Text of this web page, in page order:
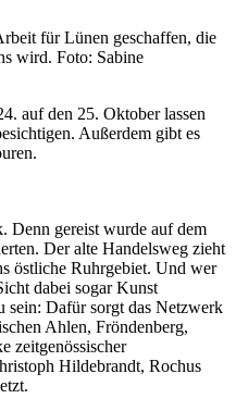
für Lünen geschaffen, die
wird. Foto: Sabine
auf den 25. Oktober lassen
Außerdem gibt es
Denn gereist wurde auf dem
Der alte Handelsweg zieht
östliche Ruhrgebiet. Und wer
dabei sogar Kunst
sein: Dafür sorgt das Netzwerk
Ahlen, Fröndenberg,
zeitgenössischer
Hildebrandt, Rochus